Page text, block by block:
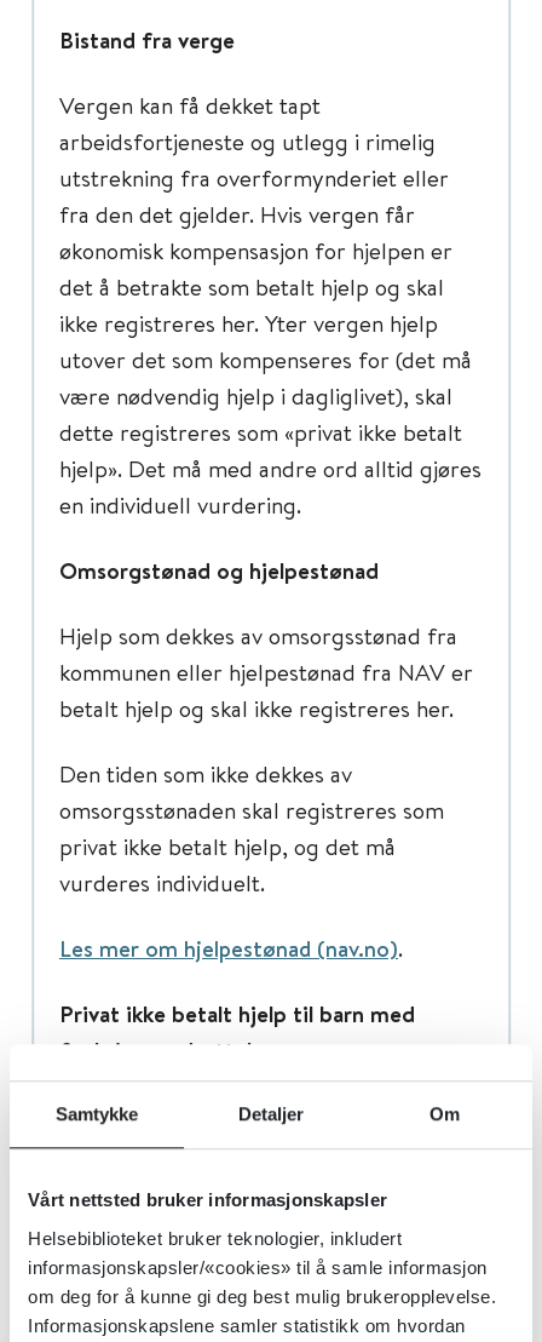
Samtykke Detaljer Om
Vårt nettsted bruker informasjonskapsler
Helsebiblioteket bruker teknologier, inkludert
informasjonskapsler/«cookies» til å samle informasjon
om deg for å kunne gi deg best mulig brukeropplevelse.
Informasjonskapslene samler statistikk om hvordan
Bistand fra verge
Vergen kan få dekket tapt
arbeidsfortjeneste og utlegg i rimelig
utstrekning fra overformynderiet eller
fra den det gjelder. Hvis vergen får
økonomisk kompensasjon for hjelpen er
det å betrakte som betalt hjelp og skal
ikke registreres her. Yter vergen hjelp
utover det som kompenseres for (det må
være nødvendig hjelp i dagliglivet), skal
dette registreres som «privat ikke betalt
hjelp». Det må med andre ord alltid gjøres
en individuell vurdering.
Omsorgstønad og hjelpestønad
Hjelp som dekkes av omsorgsstønad fra
kommunen eller hjelpestønad fra NAV er
betalt hjelp og skal ikke registreres her.
Den tiden som ikke dekkes av
omsorgsstønaden skal registreres som
privat ikke betalt hjelp, og det må
vurderes individuelt.
Les mer om hjelpestønad (nav.no).
Privat ikke betalt hjelp til barn med
funksjonsnedsettelser
Privat ikke betalt hjelp utover det som
er forventet i forhold til alder (pga. en
funksjonsnedsettelse/funksjonssvikt/sykd
om) skal registreres.
Det vil si at den hjelpen som er forventet
at foreldre/foresatte vanligvis ivaretar i